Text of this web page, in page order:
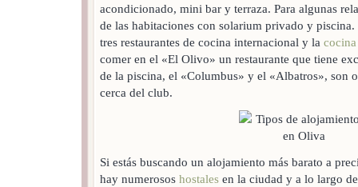
acondicionado, mini bar y terraza. Para algunas
de las habitaciones con solarium privado y
tres restaurantes de cocina internacional y la
comer en el «El Olivo» un restaurante que tiene
de la piscina, el «Columbus» y el «Albatros», son
cerca del club.
Si estás buscando un alojamiento más barato a
hay numerosos hostales en la ciudad y a lo largo